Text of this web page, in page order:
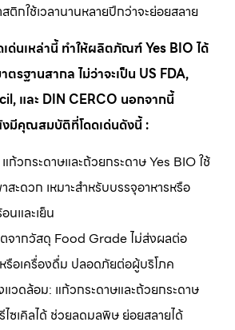
ติกใช้เวลานานหลายปีกว่าจะย่อยสลาย
นเหล่านี้ ทำให้ผลิตภัณฑ์ Yes BIO ได้
ตรฐานสากล ไม่ว่าจะเป็น US FDA,
และ DIN CERCO นอกจากนี้
มีคุณสมบัติที่โดดเด่นดังนี้ :
ก้วกระดาษและถ้วยกระดาษ Yes BIO ใช้
ะดวก เหมาะสำหรับบรรจุอาหารหรือ
นและเย็น
จากวัสดุ Food Grade ไม่ส่งผลต่อ
รือเครื่องดื่ม ปลอดภัยต่อผู้บริโภค
วดล้อม: แก้วกระดาษและถ้วยกระดาษ
ซเคิลได้ ช่วยลดมลพิษ ย่อยสลายได้